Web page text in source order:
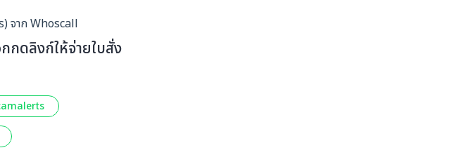
จาก Whoscall
กดลิงก์ให้จ่ายใบสั่ง